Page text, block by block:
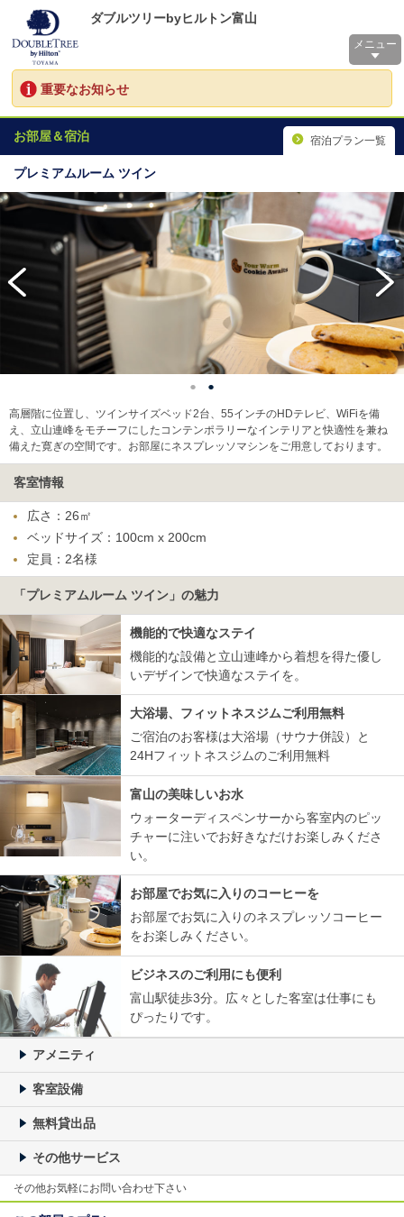
ダブルツリーbyヒルトン富山
メニュー
重要なお知らせ
お部屋＆宿泊 宿泊プラン一覧
プレミアムルーム ツイン
高層階に位置し、ツインサイズベッド2台、55インチのHDテレビ、WiFiを備
え、立山連峰をモチーフにしたコンテンポラリーなインテリアと快適性を兼ね
備えた寛ぎの空間です。お部屋にネスプレッソマシンをご用意しております。
客室情報
広さ：26㎡
ベッドサイズ：100cm x 200cm
定員：2名様
「プレミアムルーム ツイン」の魅力
機能的で快適なステイ
機能的な設備と立山連峰から着想を得た優し
いデザインで快適なステイを。
大浴場、フィットネスジムご利用無料
ご宿泊のお客様は大浴場（サウナ併設）と
24Hフィットネスジムのご利用無料
富山の美味しいお水
ウォーターディスペンサーから客室内のピッ
チャーに注いでお好きなだけお楽しみくださ
い。
お部屋でお気に入りのコーヒーを
お部屋でお気に入りのネスプレッソコーヒー
をお楽しみください。
ビジネスのご利用にも便利
富山駅徒歩3分。広々とした客室は仕事にも
ぴったりです。
アメニティ
客室設備
無料貸出品
その他サービス
その他お気軽にお問い合わせ下さい